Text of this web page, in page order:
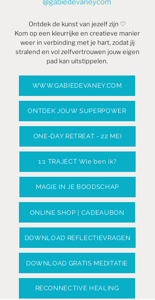
@gabiedevaneycom
Ontdek de kunst van jezelf zijn ♡
Kom op een kleurrijke en creatieve manier
weer in verbinding met je hart, zodat jij
stralend en vol zelfvertrouwen jouw eigen
pad kan uitstippelen.
WWW.GABIEDEVANEY.COM
ONTDEK JOUW SUPERPOWER
ONE-DAY RETREAT - 22 MEI
1:1 TRAJECT Wie ben ik?
MAGIE IN JE BOODSCHAP
ONLINE SHOP | CADEAUBON
DOWNLOAD REFLECTIEVRAGEN
DOWNLOAD GRATIS MEDITATIE
RECONNECTIVE HEALING